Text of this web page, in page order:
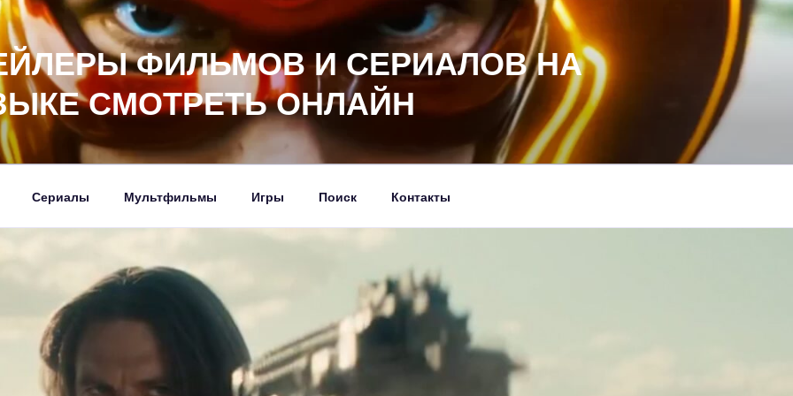
ФИЛЬМОВ И СЕРИАЛОВ НА
СМОТРЕТЬ ОНЛАЙН
Сериалы Мультфильмы Игры Поиск Контакты